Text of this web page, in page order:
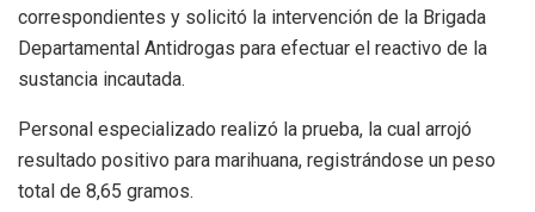
correspondientes y solicitó la intervención de la Brigada
Departamental Antidrogas para efectuar el reactivo de la
sustancia incautada.
Personal especializado realizó la prueba, la cual arrojó
resultado positivo para marihuana, registrándose un peso
total de 8,65 gramos.